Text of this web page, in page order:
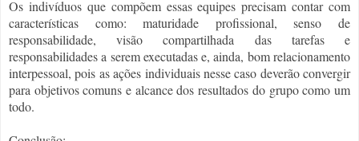
Os indivíduos que compõem essas equipes precisam contar com
características como: maturidade profissional, senso de
responsabilidade, visão compartilhada das tarefas e
responsabilidades a serem executadas e, ainda, bom relacionamento
interpessoal, pois as ações individuais nesse caso deverão convergir
para objetivos comuns e alcance dos resultados do grupo como um
todo.